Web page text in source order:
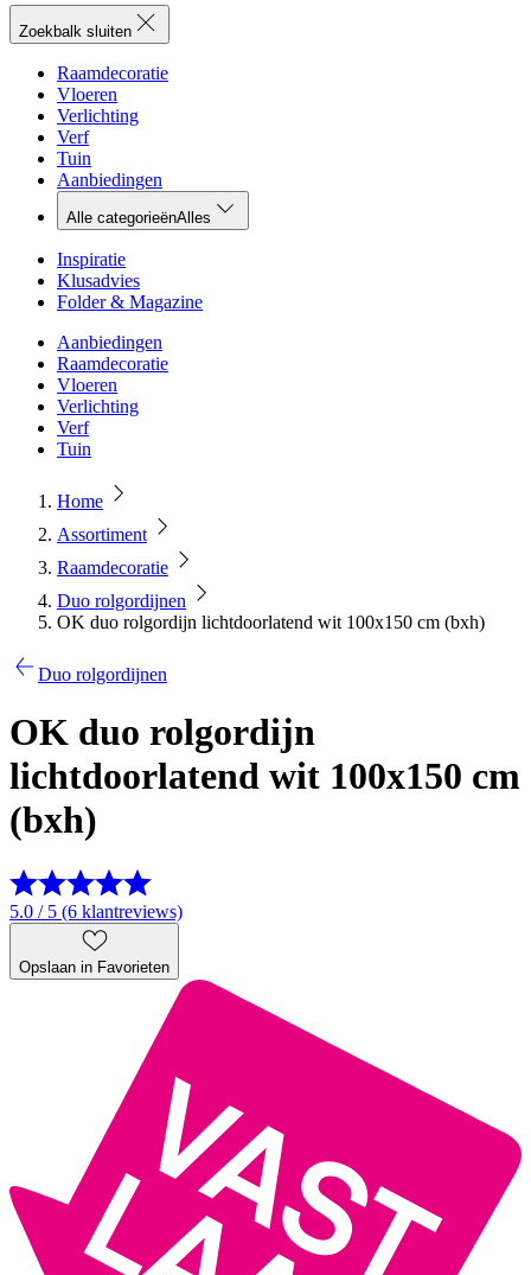
Zoekbalk sluiten
Raamdecoratie
Vloeren
Verlichting
Verf
Tuin
Aanbiedingen
Alle categorieënAlles
Inspiratie
Klusadvies
Folder & Magazine
Aanbiedingen
Raamdecoratie
Vloeren
Verlichting
Verf
Tuin
Home
Assortiment
Raamdecoratie
Duo rolgordijnen
OK duo rolgordijn lichtdoorlatend wit 100x150 cm (bxh)
Duo rolgordijnen
OK duo rolgordijn
lichtdoorlatend wit 100x150 cm
(bxh)
5.0 / 5 (6 klantreviews)
Opslaan in Favorieten